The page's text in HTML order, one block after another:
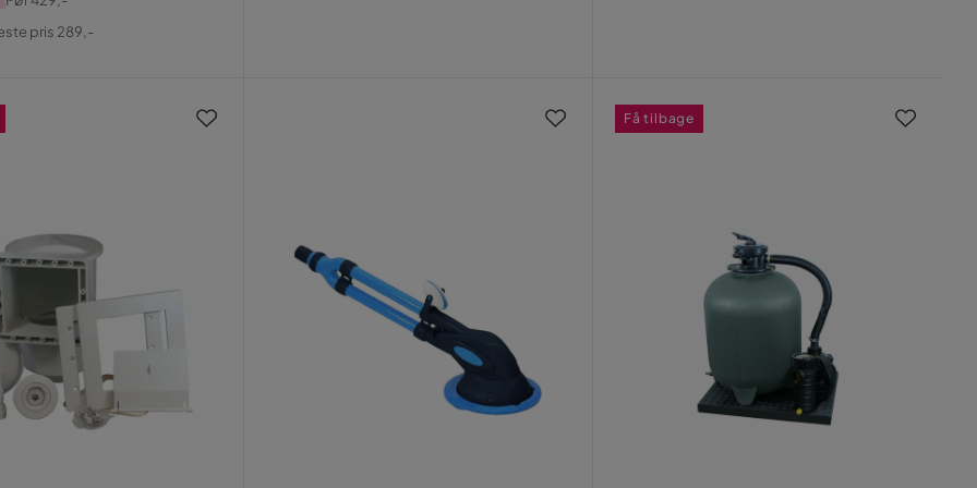
pris 289,-
Få tilbage